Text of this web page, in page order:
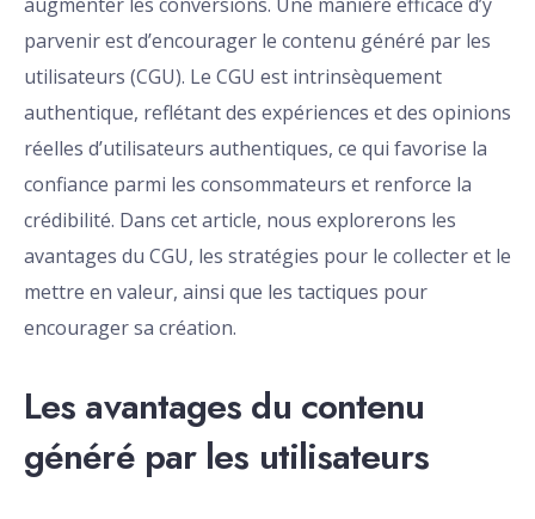
parvenir est d’encourager le contenu généré par les
utilisateurs (CGU). Le CGU est intrinsèquement
authentique, reflétant des expériences et des opinions
réelles d’utilisateurs authentiques, ce qui favorise la
confiance parmi les consommateurs et renforce la
crédibilité. Dans cet article, nous explorerons les
avantages du CGU, les stratégies pour le collecter et le
mettre en valeur, ainsi que les tactiques pour
encourager sa création.
Les avantages du contenu
généré par les utilisateurs